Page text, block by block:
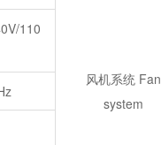
风机系统 Fan
system
110